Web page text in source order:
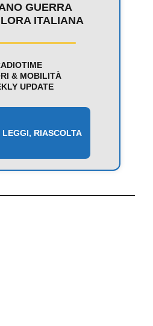
GUERRA
ITALIANA
& MOBILITÀ
UPDATE
RIASCOLTA